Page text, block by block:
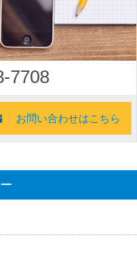
7708
お問い合わせはこちら